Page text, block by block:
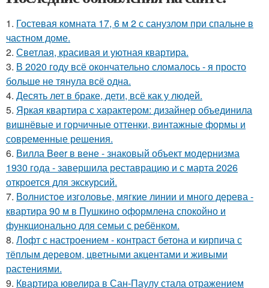
1. Гостевая комната 17, 6 м 2 с санузлом при спальне в
частном доме.
2. Светлая, красивая и уютная квартира.
3. В 2020 году всё окончательно сломалось - я просто
больше не тянула всё одна.
4. Десять лет в браке, дети, всё как у людей.
5. Яркая квартира с характером: дизайнер объединила
вишнёвые и горчичные оттенки, винтажные формы и
современные решения.
6. Вилла Beer в вене - знаковый объект модернизма
1930 года - завершила реставрацию и с марта 2026
откроется для экскурсий.
7. Волнистое изголовье, мягкие линии и много дерева -
квартира 90 м в Пушкино оформлена спокойно и
функционально для семьи с ребёнком.
8. Лофт с настроением - контраст бетона и кирпича с
тёплым деревом, цветными акцентами и живыми
растениями.
9. Квартира ювелира в Сан-Паулу стала отражением